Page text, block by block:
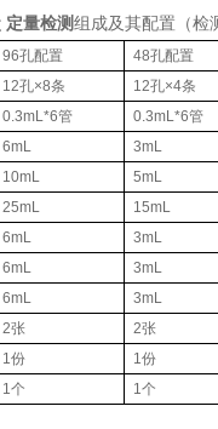
量检测组成及其配置（检
96孔配置 48孔配置
12孔×8条 12孔×4条
0.3mL*6管 0.3mL*6管
6mL 3mL
10mL 5mL
25mL 15mL
6mL 3mL
6mL 3mL
6mL 3mL
2张 2张
1份 1份
1个 1个